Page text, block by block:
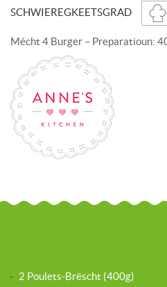
SCHWIEREGKEETSGRAD
Mécht 4 Burger – Preparatioun:
- 2 Poulets-Brëscht (400g)